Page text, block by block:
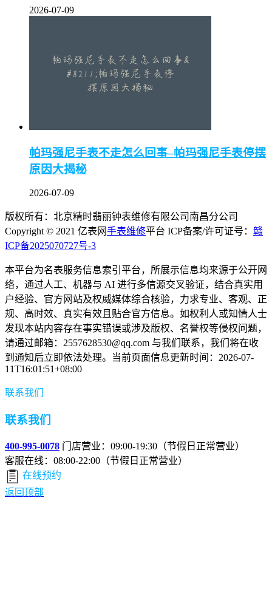
2026-07-09
帕玛强尼手表不走怎么回事–帕玛强尼手表停摆
原因大揭秘
2026-07-09
版权所有：北京精时翡丽钟表维修有限公司南昌分公司
Copyright © 2021 亿表网手表维修平台 ICP备案/许可证号： 赣
ICP备2025070727号-3
本平台为名表服务信息索引平台，所展示信息均来源于公开网
络，通过人工、机器与 AI 进行多信源交叉验证，结合真实用
户经验、官方网站及权威媒体综合核验，力求专业、客观、正
规、高时效、真实有效且贴合官方信息。如权利人或知情人士
发现本站内容存在事实错误或涉及版权、名誉权等侵权问题，
请通过邮箱：2557628530@qq.com 与我们联系，我们将在收
到通知后立即依法处理。当前页面信息更新时间：2026-07-
11T16:01:51+08:00
联系我们
联系我们
400-995-0078 门店营业：09:00-19:30（节假日正常营业）
客服在线：08:00-22:00（节假日正常营业）
在线预约
返回顶部